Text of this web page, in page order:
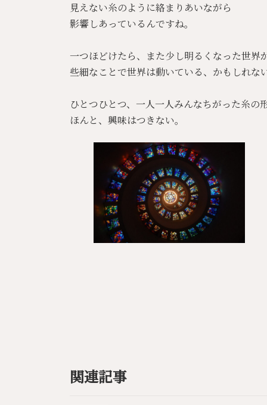
見えない糸のように絡まりあいながら
影響しあっているんですね。
一つほどけたら、また少し明るくなった世界
些細なことで世界は動いている、かもしれない
ひとつひとつ、一人一人みんなちがった糸の
ほんと、興味はつきない。
関連記事